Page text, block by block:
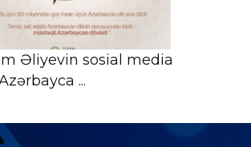
Əliyevin sosial media
...